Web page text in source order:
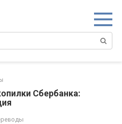
Сбербанка: